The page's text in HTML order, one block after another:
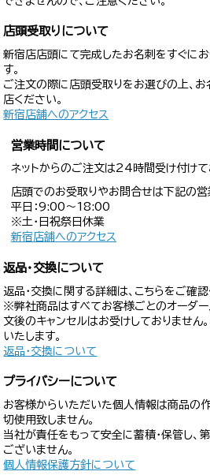
店頭受取りについて
新宿店店頭にて完成したお名刺をすぐに
す。
ご注文の際に店頭受取りをお選びの上、
店ください。
新宿店舗へのアクセス
営業時間について
ネットからのご注文は24時間受け付けて
店頭でのお受取りやお問合せは下記の営
平日：9:00〜18:00
※土・日祝祭日休業
新宿店舗へのアクセス
返品・交換について
返品・交換に関する詳細は、こちらをご確認
※弊社商品はすべてお客様ごとのオーダー
文後のキャンセルはお受けしておりません
いたします。
返品・交換について
プライバシーについて
お客様からいただいた個人情報は商品の
切使用致しません。
当社が責任をもって安全に蓄積・保管し、
ございません。
個人情報保護方針について